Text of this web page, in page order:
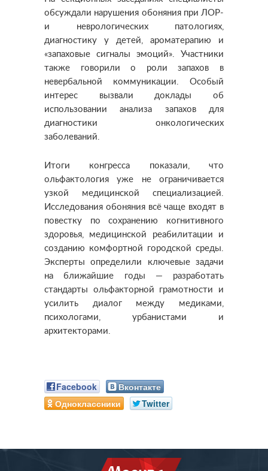
обсуждали нарушения обоняния при ЛОР-
и неврологических патологиях,
диагностику у детей, ароматерапию и
«запаховые сигналы эмоций». Участники
также говорили о роли запахов в
невербальной коммуникации. Особый
интерес вызвали доклады об
использовании анализа запахов для
диагностики онкологических
заболеваний.
Итоги конгресса показали, что
ольфактология уже не ограничивается
узкой медицинской специализацией.
Исследования обоняния всё чаще входят в
повестку по сохранению когнитивного
здоровья, медицинской реабилитации и
созданию комфортной городской среды.
Эксперты определили ключевые задачи
на ближайшие годы — разработать
стандарты ольфакторной грамотности и
усилить диалог между медиками,
психологами, урбанистами и
архитекторами.
Facebook
Вконтакте
Одноклассники
Twitter